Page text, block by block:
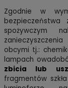
Zgodnie w
bezpieczeństwa
spożywczym
obcymi tj.:
lampach
zbicia lub
fragmentów